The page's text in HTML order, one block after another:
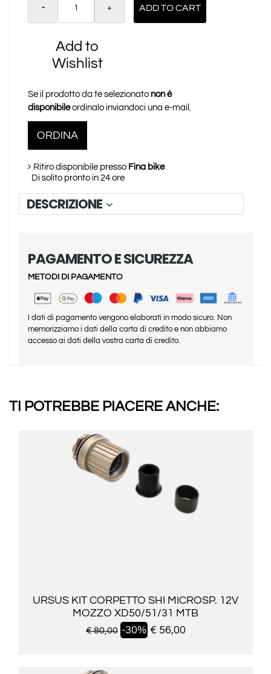
ADD TO CART
Add to
Wishlist
Se il prodotto da te selezionato non è
disponibileordinalo inviandoci una e-mail.
ORDINA
Ritiro disponibile presso Fina bike
Di solito pronto in 24 ore
DESCRIZIONE
PAGAMENTO E SICUREZZA
METODI DI PAGAMENTO
I dati di pagamento vengono elaborati in modo sicuro. Non
memorizziamo i dati della carta di credito e non abbiamo
accesso ai dati della vostra carta di credito.
TI POTREBBE PIACERE ANCHE:
URSUS KIT CORPETTO SHI MICROSP. 12V
MOZZO XD50/51/31 MTB
€ 80,00 -30% € 56,00